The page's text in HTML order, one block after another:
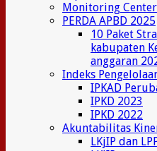
Monitoring
PERDA APBD 2025
10 Paket
kabupaten
anggaran
Indeks
IPKAD
IPKD 2023
IPKD 2022
Akuntabilitas
LKjIP dan